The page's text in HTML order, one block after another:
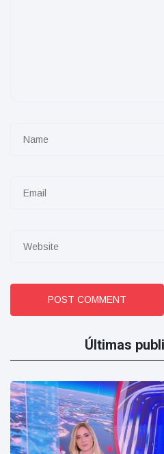
POST COMMENT
Últimas